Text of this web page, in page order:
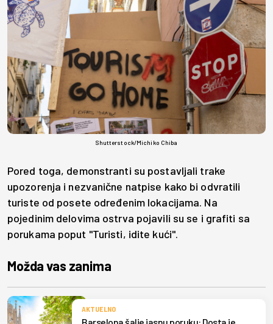
Shutterstock/Michiko Chiba
Pored toga, demonstranti su postavljali trake
upozorenja i nezvanične natpise kako bi odvratili
turiste od posete određenim lokacijama. Na
pojedinim delovima ostrva pojavili su se i grafiti sa
porukama poput "Turisti, idite kući".
Možda vas zanima
AKTUELNO